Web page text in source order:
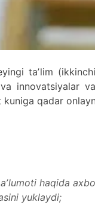
taʼlim
innovatsiyalar
qadar
haqida
yuklaydi;